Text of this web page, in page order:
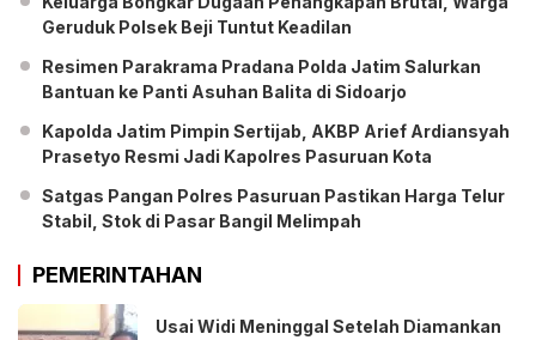
Geruduk Polsek Beji Tuntut Keadilan
Resimen Parakrama Pradana Polda Jatim Salurkan
Bantuan ke Panti Asuhan Balita di Sidoarjo
Kapolda Jatim Pimpin Sertijab, AKBP Arief Ardiansyah
Prasetyo Resmi Jadi Kapolres Pasuruan Kota
Satgas Pangan Polres Pasuruan Pastikan Harga Telur
Stabil, Stok di Pasar Bangil Melimpah
PEMERINTAHAN
Usai Widi Meninggal Setelah Diamankan